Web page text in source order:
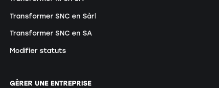
Transformer SNC en Sàrl
Transformer SNC en SA
Modifier statuts
GÉRER UNE ENTREPRISE